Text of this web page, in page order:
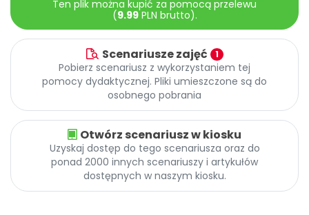
Archiwalne numery
Pomoc
Ten plik można kupić za pomocą przelewu
(9.99PLN brutto).
Scenariusze zajęć 1
Pobierz scenariusz z wykorzystaniem tej
pomocy dydaktycznej. Pliki umieszczone są do
osobnego pobrania
Otwórz scenariusz w kiosku
Uzyskaj dostęp do tego scenariusza oraz do
ponad 2000 innych scenariuszy i artykułów
dostępnych w naszym kiosku.